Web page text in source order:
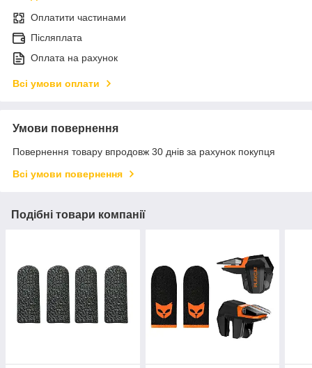
Оплатити частинами
Післяплата
Оплата на рахунок
Всі умови оплати
Умови повернення
Повернення товару впродовж 30 днів за рахунок покупця
Всі умови повернення
Подібні товари компанії